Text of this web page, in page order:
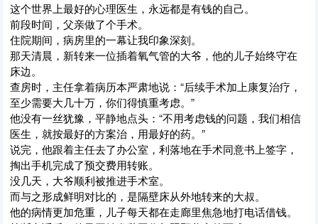
这个世界上最好的心理医生，永远都是有钱的自己。
前段时间，父亲做了个手术。
住院期间，病房里的一幕让我印象深刻。
那天清晨，新转来一位插着氧气管的大爷，他的儿子始终守在
床边。
查房时，主任拿着病历本严肃地说：“后续手术加上康复治疗，
至少需要大几十万，你们得慎重考虑。”
他没有一丝犹豫，平静地点头：“不用考虑钱的问题，我们相信
医生，就按最好的方案治，用最好的药。”
说完，他跟着主任去了办公室，利落地在手术同意书上签字，
掏出手机完成了预交费用转账。
没几天，大爷顺利被推进手术室。
而与之形成鲜明对比的，是隔壁床从外地转来的大叔。
他的病情更加危重，儿子每天都在走廊里焦急地打电话借钱。